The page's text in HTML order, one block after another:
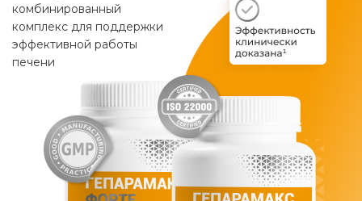
комбинированный
комплекс для поддержки
эффективной работы
печени